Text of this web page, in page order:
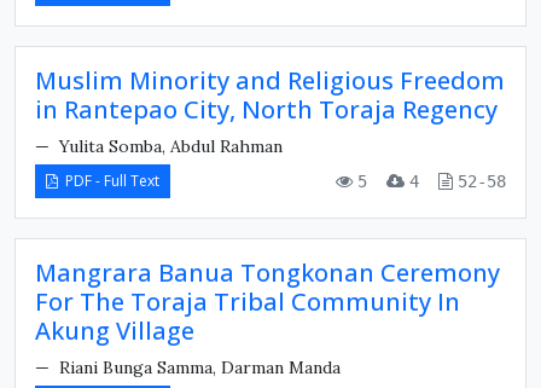
Muslim Minority and Religious Freedom
in Rantepao City, North Toraja Regency
Yulita Somba, Abdul Rahman
PDF - Full Text 5 4 52-58
Mangrara Banua Tongkonan Ceremony
For The Toraja Tribal Community In
Akung Village
Riani Bunga Samma, Darman Manda